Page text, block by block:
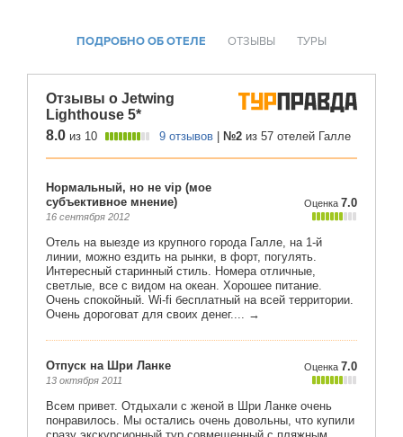
ПОДРОБНО ОБ ОТЕЛЕ ОТЗЫВЫ ТУРЫ